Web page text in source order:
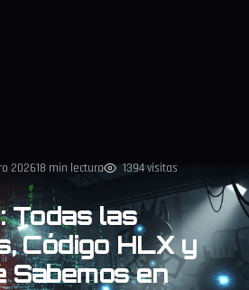
202618 min lectura 1394 visitas
Todas las
Código HLX y
Sabemos en